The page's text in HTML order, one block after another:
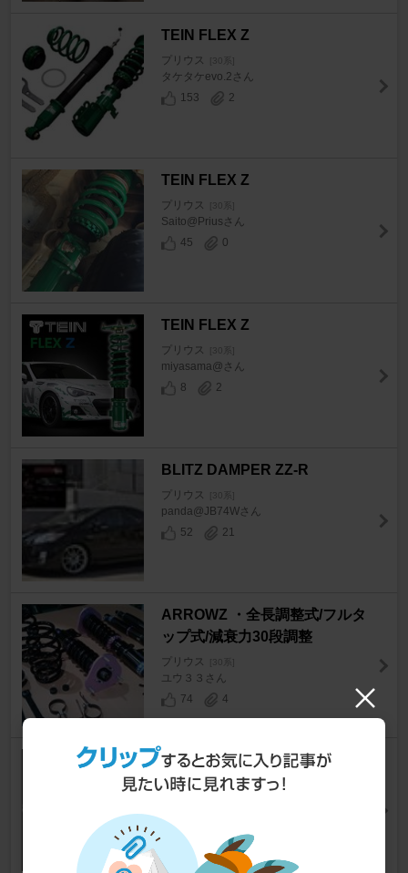
TEIN FLEX Z
プリウス
タケタケevo.2さん
153
2
TEIN FLEX Z
プリウス
Saito@Priusさん
45
0
TEIN FLEX Z
プリウス
miyasama@さん
8
2
BLITZ DAMPER ZZ-R
プリウス
panda@JB74Wさん
52
21
ARROWZ ・全長調整式/フルタ
ップ式/減衰力30段調整
プリウス
ユウ３３さん
74
4
XYZ 車高調
プリウス [30系]